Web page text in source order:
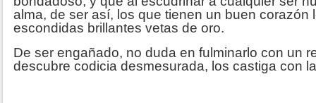
alma, de ser así, los que tienen un buen corazón
escondidas brillantes vetas de oro.
De ser engañado, no duda en fulminarlo con un
descubre codicia desmesurada, los castiga con